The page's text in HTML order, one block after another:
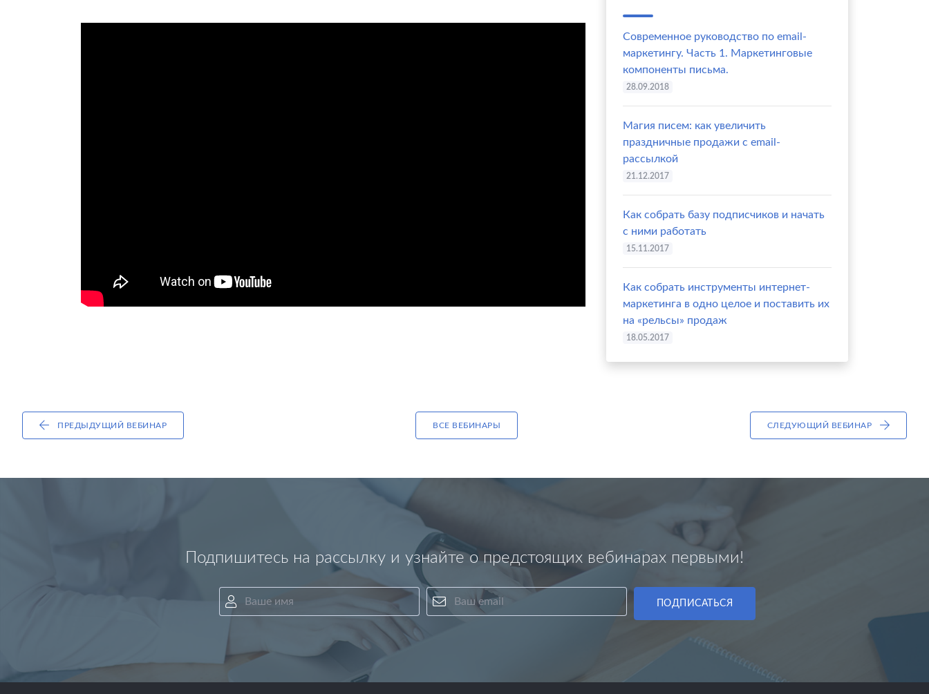
Современное руководство по email-
маркетингу. Часть 1. Маркетинговые
компоненты письма.
28.09.2018
Магия писем: как увеличить
праздничные продажи с email-
рассылкой
21.12.2017
Как собрать базу подписчиков и начать
с ними работать
15.11.2017
Как собрать инструменты интернет-
маркетинга в одно целое и поставить их
на «рельсы» продаж
18.05.2017
ПРЕДЫДУЩИЙ ВЕБИНАР ВСЕ ВЕБИНАРЫ СЛЕДУЮЩИЙ ВЕБИНАР
Подпишитесь на рассылку и узнайте о предстоящих вебинарах первыми!
Ваш email
ПОДПИСАТЬСЯ